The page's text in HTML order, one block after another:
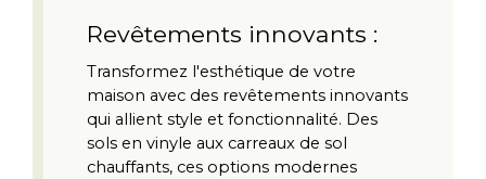
Revêtements innovants :
Transformez l'esthétique de votre
maison avec des revêtements innovants
qui allient style et fonctionnalité. Des
sols en vinyle aux carreaux de sol
chauffants, ces options modernes